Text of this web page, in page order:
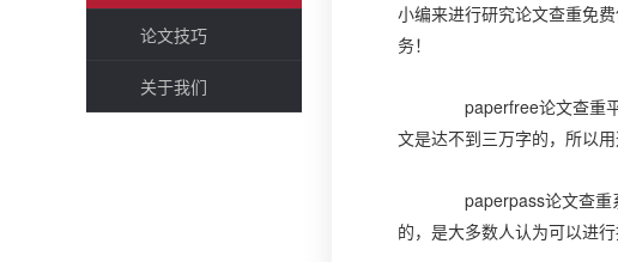
论文技巧
关于我们
小编来进行研究论文查重免
务！
paperfree论文查重平
文是达不到三万字的，所以
paperpass论文查重系
的，是大多数人认为可以进行